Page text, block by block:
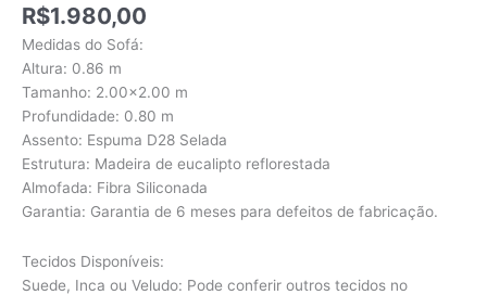
R$1.980,00
Medidas do Sofá:
Altura: 0.86 m
Tamanho: 2.00×2.00 m
Profundidade: 0.80 m
Assento: Espuma D28 Selada
Estrutura: Madeira de eucalipto reflorestada
Almofada: Fibra Siliconada
Garantia: Garantia de 6 meses para defeitos de fabricação.
Tecidos Disponíveis:
Suede, Inca ou Veludo: Pode conferir outros tecidos no